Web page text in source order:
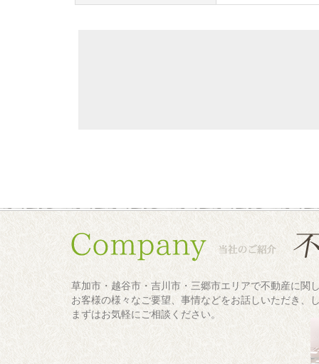
草加市・越谷市・吉川市・三郷市エリアで不動産に関
お客様の様々なご要望、事情などをお話しいただき、
まずはお気軽にご相談ください。